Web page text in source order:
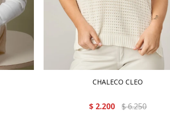
CHALECO CLEO
$ 2.200 $6.250